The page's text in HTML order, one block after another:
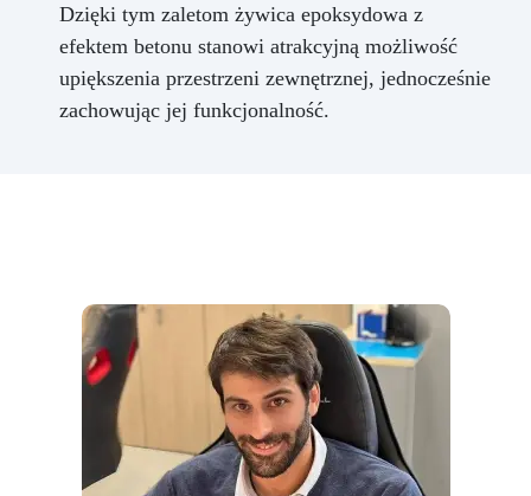
Dzięki tym zaletom żywica epoksydowa z
efektem betonu stanowi atrakcyjną możliwość
upiększenia przestrzeni zewnętrznej, jednocześnie
zachowując jej funkcjonalność.